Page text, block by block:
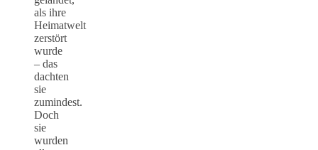
als ihre
Heimatwelt
zerstört
wurde
– das
dachten
sie
zumindest.
Doch
sie
wurden